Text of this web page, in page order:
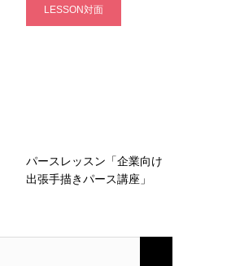
LESSON対面
パースレッスン「企業向け
出張手描きパース講座」